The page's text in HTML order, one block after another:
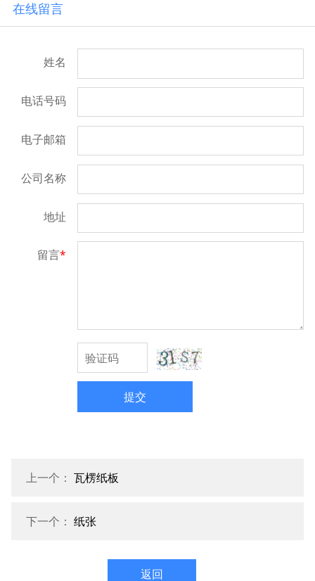
在线留言
姓名
电话号码
电子邮箱
公司名称
地址
留言*
提交
上一个： 瓦楞纸板
下一个： 纸张
返回